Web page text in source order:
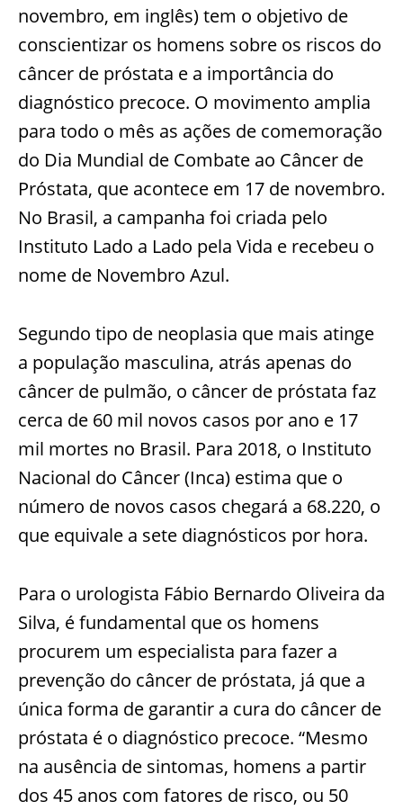
novembro, em inglês) tem o objetivo de
conscientizar os homens sobre os riscos do
câncer de próstata e a importância do
diagnóstico precoce. O movimento amplia
para todo o mês as ações de comemoração
do Dia Mundial de Combate ao Câncer de
Próstata, que acontece em 17 de novembro.
No Brasil, a campanha foi criada pelo
Instituto Lado a Lado pela Vida e recebeu o
nome de Novembro Azul.
Segundo tipo de neoplasia que mais atinge
a população masculina, atrás apenas do
câncer de pulmão, o câncer de próstata faz
cerca de 60 mil novos casos por ano e 17
mil mortes no Brasil. Para 2018, o Instituto
Nacional do Câncer (Inca) estima que o
número de novos casos chegará a 68.220, o
que equivale a sete diagnósticos por hora.
Para o urologista Fábio Bernardo Oliveira da
Silva, é fundamental que os homens
procurem um especialista para fazer a
prevenção do câncer de próstata, já que a
única forma de garantir a cura do câncer de
próstata é o diagnóstico precoce. “Mesmo
na ausência de sintomas, homens a partir
dos 45 anos com fatores de risco, ou 50